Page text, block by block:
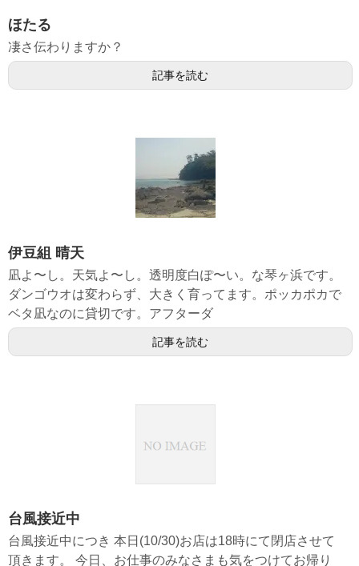
ほたる
凄さ伝わりますか？
記事を読む
伊豆組 晴天
凪よ〜し。天気よ〜し。透明度白ぽ〜い。な琴ヶ浜です。
ダンゴウオは変わらず、大きく育ってます。ポッカポカで
ベタ凪なのに貸切です。アフターダ
記事を読む
台風接近中
台風接近中につき 本日(10/30)お店は18時にて閉店させて
頂きます。 今日、お仕事のみなさまも気をつけてお帰り